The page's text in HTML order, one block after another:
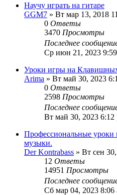
Научу играть на гитаре
GGM7 » Вт мар 13, 2018
0 Ответы
3470 Просмотры
Последнее
Ср июн 21, 2023
Уроки игры на
Arima » Вт май 30, 2023
0 Ответы
2598 Просмотры
Последнее
Вт май 30, 2023 6:12
Профессиональные уроки
музыки.
Der Kontrabass » Вт сен
12 Ответы
14951 Просмотры
Последнее
Сб мар 04, 2023 8:06